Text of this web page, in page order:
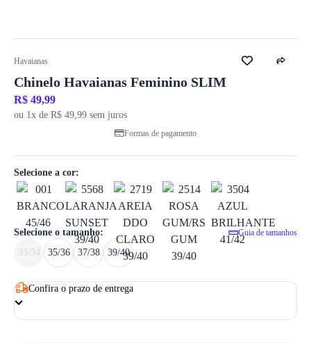
1/ 3
Havaianas
Chinelo Havaianas Feminino SLIM
R$ 49,99
ou 1x de R$ 49,99 sem juros
Formas de pagamento
Selecione a cor:
Selecione o tamanho: Guia de tamanhos
33/34 35/36 37/38 39/40
Confira o prazo de entrega